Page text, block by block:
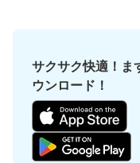
手
ど
楽器、ベビーカー、ゴルフバッ
サクサク快適！ま
ウンロード！